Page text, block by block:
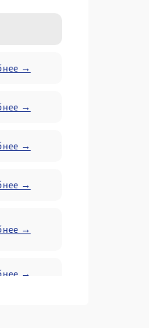
→
→
→
→
→
→